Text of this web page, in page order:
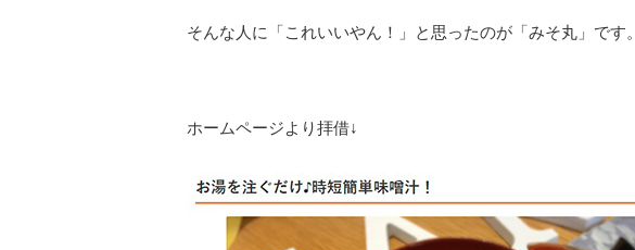
そんな人に「これいいやん！」と思ったのが「みそ丸」です。
ホームページより拝借↓